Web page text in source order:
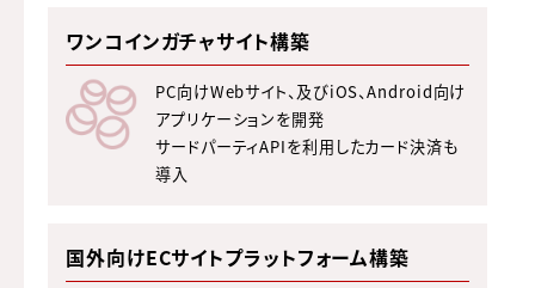
ワンコインガチャサイト構築
PC向けWebサイト、及びiOS、Android向け
アプリケーションを開発
サードパーティAPIを利用したカード決済も
導入
国外向けECサイトプラットフォーム構築